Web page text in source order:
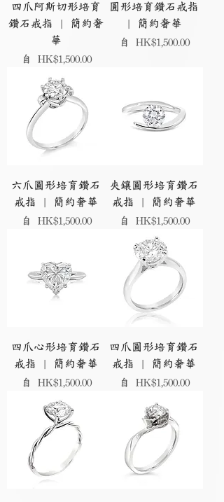
四爪阿斯切形培育
鑽石戒指 | 簡約奢
華
自 HK$1,500.00
促銷價格
圓形培育鑽石戒指
| 簡約奢華
自 HK$1,500.00
促銷價格
六爪圓形培育鑽石
戒指 | 簡約奢華
自 HK$1,500.00
促銷價格
夾鑲圓形培育鑽石
戒指 | 簡約奢華
自 HK$1,500.00
促銷價格
四爪心形培育鑽石
戒指 | 簡約奢華
自 HK$1,500.00
促銷價格
四爪圓形培育鑽石
戒指 | 簡約奢華
自 HK$1,500.00
促銷價格